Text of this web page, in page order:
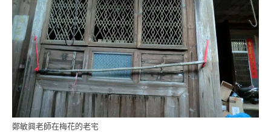
鄭敏興老師在梅花的老宅